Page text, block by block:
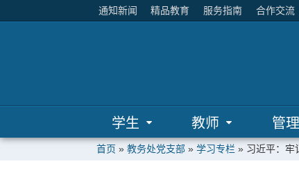
通知新闻 精品教育 服务指南 合作交流
学生 教师 管
首页 » 教务处党支部 » 学习专栏 » 习近平：牢